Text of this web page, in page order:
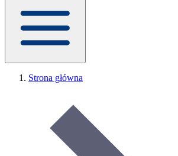
Strona główna